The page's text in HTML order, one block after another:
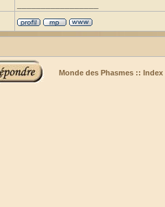
Monde des Phasmes ::